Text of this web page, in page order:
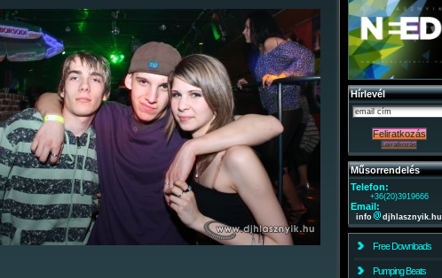
Hírlevél
Műsorrendelés
Telefon:
+36(20)3919666
Email:
info djhlasznyik.hu
Free Downloads
Pumping Beats